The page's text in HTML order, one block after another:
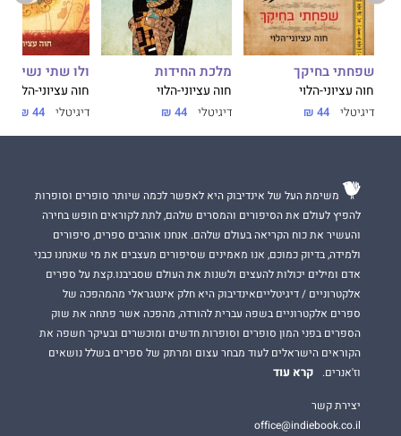
שפחתי בחיקך
חוה עציוני-הלוי
דיגיטלי 44 ₪
מלכת החידות
חוה עציוני-הלוי
דיגיטלי 44 ₪
ולו שתי נשים
חוה עציוני-הלוי
דיגיטלי 44 ₪
משימת העל של אינדיבוק היא לאפשר לכמה שיותר סופרים וסופרות
להפיץ לעולם את הסיפורים והמסרים שלהם, לתת לקוראים חופש בחירה
והעשיר את כוח הקריאה בעולם שלהם. אנחנו אוהבים ספרים, סיפורים
ולמידה, בדיוק כמוכם, אנו מאמינים שסיפורים מעצבים את מי שאנחנו כבני
אדם ומילים יכולות להעצים ולשנות את העולם שסביבנו.קצת על ספרים
אלקטרוניים / דיגיטלייםאינדיבוק היא חלק אינטגראלי מהמהפכה של
ספרים אלקטרוניים בשפה עברית להורדה, מהפכה אשר פתחה את שוק
הספרים בפני המון סופרים וסופרות חדשים ומוכשרים ובעיקר חשפה את
הקוראים הישראלים לעוד מבחר עצום ומרתק של ספרים בשלל נושאים
וז'אנרים.
קרא עוד
יצירת קשר
office@indiebook.co.il